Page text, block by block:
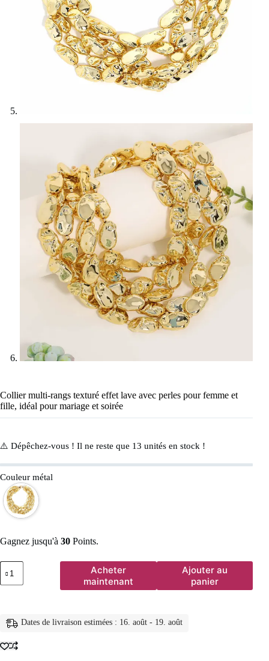
Collier multi-rangs texturé effet lave avec perles pour femme et
fille, idéal pour mariage et soirée
⚠️ Dépêchez-vous ! Il ne reste que 13 unités en stock !
Couleur métal
Gagnez jusqu'à 30 Points.
quantité
de
Collier
effet
avec
Acheter
maintenant
Ajouter au
panier
Dates de livraison estimées : 16. août - 19. août